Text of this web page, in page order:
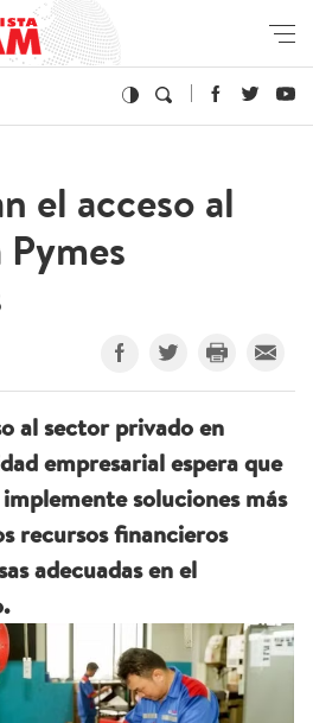
el acceso al
al sector privado en
empresarial espera que
soluciones más
recursos financieros
adecuadas en el